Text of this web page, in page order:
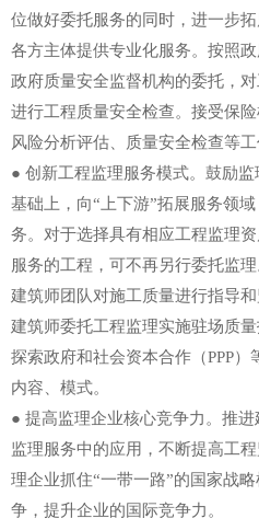
位做好委托服务的同时，进一步
各方主体提供专业化服务。按照
政府质量安全监督机构的委托，
进行工程质量安全检查。接受保
风险分析评估、质量安全检查等工
● 创新工程监理服务模式。鼓励
基础上，向“上下游”拓展服务领
务。对于选择具有相应工程监理
服务的工程，可不再另行委托监
建筑师团队对施工质量进行指导
建筑师委托工程监理实施驻场质
探索政府和社会资本合作（PPP
内容、模式。
● 提高监理企业核心竞争力。推
监理服务中的应用，不断提高工
理企业抓住“一带一路”的国家战
争，提升企业的国际竞争力。